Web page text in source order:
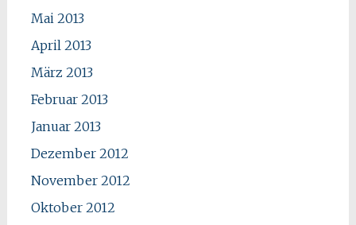
Mai 2013
April 2013
März 2013
Februar 2013
Januar 2013
Dezember 2012
November 2012
Oktober 2012